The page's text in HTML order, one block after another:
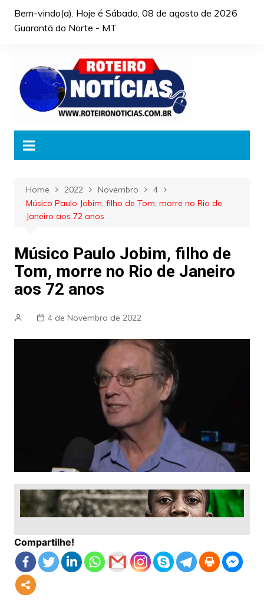
Bem-vindo(a). Hoje é Sábado, 08 de agosto de 2026
Guarantã do Norte - MT
Home 2022 Novembro
4
Músico Paulo Jobim, filho de Tom, morre no Rio de
Janeiro aos 72 anos
Músico Paulo Jobim, filho de
Tom, morre no Rio de Janeiro
aos 72 anos
4 de Novembro de 2022
Compartilhe!